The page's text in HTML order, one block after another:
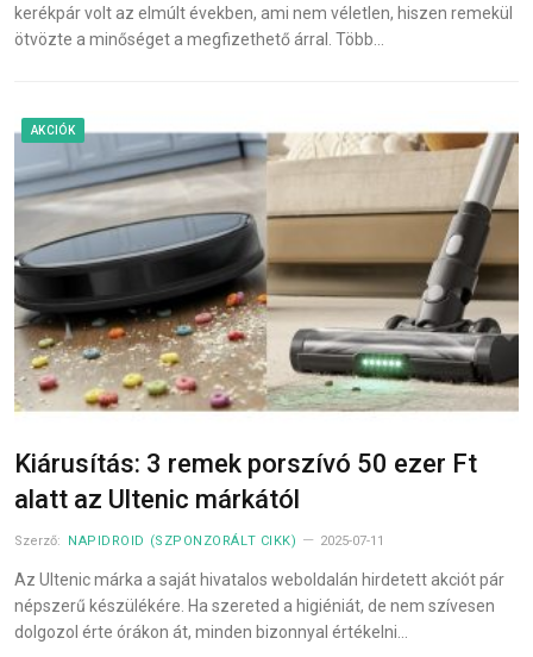
kerékpár volt az elmúlt években, ami nem véletlen, hiszen remekül
ötvözte a minőséget a megfizethető árral. Több…
AKCIÓK
Kiárusítás: 3 remek porszívó 50 ezer Ft
alatt az Ultenic márkától
Szerző: NAPIDROID (SZPONZORÁLT CIKK) 2025-07-11
Az Ultenic márka a saját hivatalos weboldalán hirdetett akciót pár
népszerű készülékére. Ha szereted a higiéniát, de nem szívesen
dolgozol érte órákon át, minden bizonnyal értékelni…